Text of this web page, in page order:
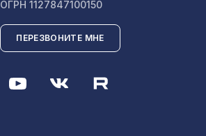
ОГРН 1127847100150
ПЕРЕЗВОНИТЕ МНЕ